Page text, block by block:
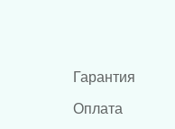
Гарантия
Оплата